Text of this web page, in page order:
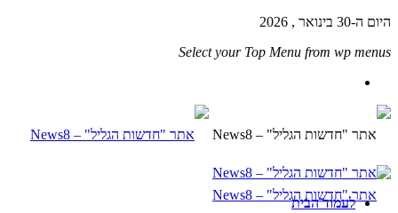
היום ה-30 בינואר , 2026
Select your Top Menu from wp menus
לעמוד הבית